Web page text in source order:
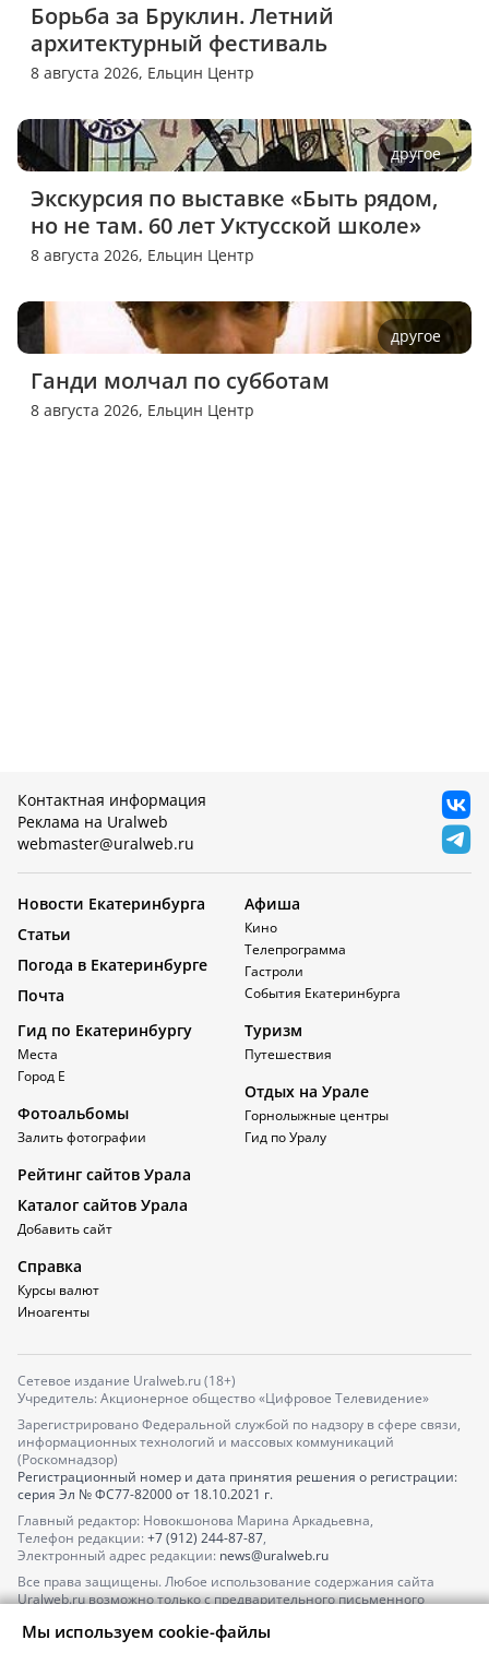
Борьба за Бруклин. Летний
архитектурный фестиваль
8 августа 2026, Ельцин Центр
другое
Экскурсия по выставке «Быть рядом,
но не там. 60 лет Уктусской школе»
8 августа 2026, Ельцин Центр
другое
Ганди молчал по субботам
8 августа 2026, Ельцин Центр
Контактная информация
Реклама на Uralweb
webmaster@uralweb.ru
Новости Екатеринбурга
Статьи
Погода в Екатеринбурге
Почта
Афиша
Кино
Телепрограмма
Гастроли
События Екатеринбурга
Гид по Екатеринбургу
Места
Город Е
Фотоальбомы
Залить фотографии
Туризм
Путешествия
Отдых на Урале
Горнолыжные центры
Гид по Уралу
Рейтинг сайтов Урала
Каталог сайтов Урала
Добавить сайт
Справка
Курсы валют
Иноагенты
Сетевое издание Uralweb.ru (18+)
Учредитель: Акционерное общество «Цифровое Телевидение»
Зарегистрировано Федеральной службой по надзору в сфере связи,
информационных технологий и массовых коммуникаций
(Роскомнадзор)
Регистрационный номер и дата принятия решения о регистрации:
серия Эл № ФС77-82000от 18.10.2021 г.
Главный редактор: Новокшонова Марина Аркадьевна,
Телефон редакции: +7 (912) 244-87-87,
Электронный адрес редакции: news@uralweb.ru
Все права защищены. Любое использование содержания сайта
Uralweb.ru возможно только с предварительного письменного
По вопросам размещения рекламы обращайтесь по тел.
Мы используем cookie-файлы